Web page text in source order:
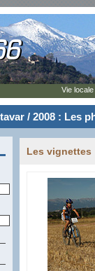
/ 2008 : Les
Les vignettes
Vie